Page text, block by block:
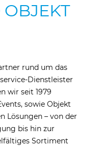
rund um das
Dienstleister
wir seit 1979
sowie Objekt
Lösungen – von der
bis hin zur
Sortiment